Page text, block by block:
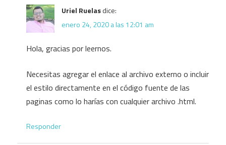
Uriel Ruelas dice:
enero 24, 2020 a las 12:01 am
Hola, gracias por leernos.
Necesitas agregar el enlace al archivo externo o incluir
el estilo directamente en el código fuente de las
paginas como lo harías con cualquier archivo .html.
Responder